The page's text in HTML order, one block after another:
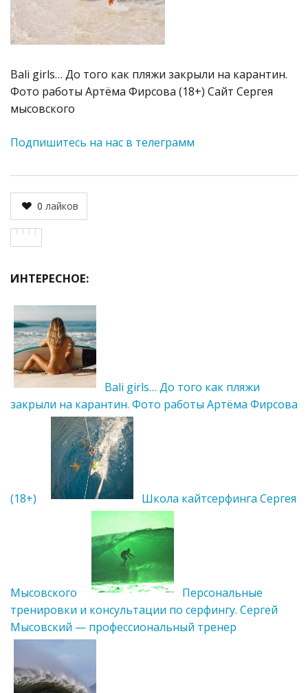
Bali girls… До того как пляжи закрыли на карантин.
Фото работы Артёма Фирсова (18+) Сайт Сергея
мысовского
Подпишитесь на нас в телеграмм
0 лайков
ИНТЕРЕСНОЕ:
Bali girls… До того как пляжи
закрыли на карантин. Фото работы Артёма Фирсова
(18+) Школа кайтсерфинга Сергея
Мысовского
Персональные
тренировки и консультации по серфингу. Сергей
Мысовский — профессиональный тренер